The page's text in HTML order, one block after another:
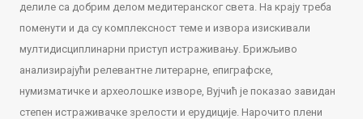
делиле са добрим делом медитеранског света. На крају треба
поменути и да су комплексност теме и извора изискивали
мултидисциплинарни приступ истраживању. Брижљиво
анализирајући релевантне литерарне, епиграфске,
нумизматичке и археолошке изворе, Вујчић је показао завидан
степен истраживачке зрелости и ерудиције. Нарочито плени